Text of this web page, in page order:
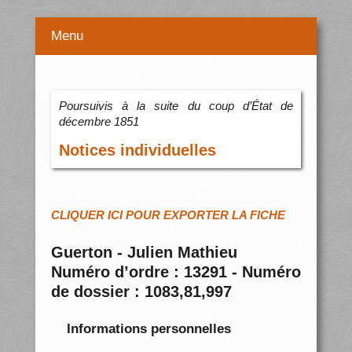
Menu
Poursuivis à la suite du coup d’État de
décembre 1851
Notices individuelles
CLIQUER ICI POUR EXPORTER LA FICHE
Guerton - Julien Mathieu
Numéro d’ordre : 13291 - Numéro
de dossier : 1083,81,997
Informations personnelles